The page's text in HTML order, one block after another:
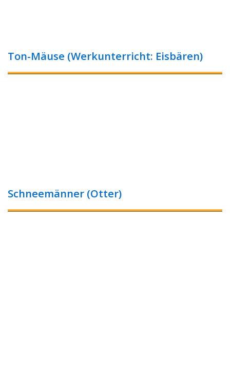
Ton-Mäuse (Werkunterricht: Eisbären)
Schneemänner (Otter)